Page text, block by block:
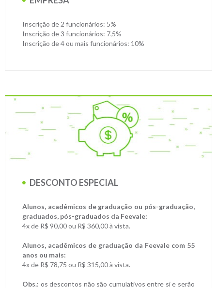
Inscrição de 2 funcionários: 5%
Inscrição de 3 funcionários: 7,5%
Inscrição de 4 ou mais funcionários: 10%
DESCONTO ESPECIAL
Alunos, acadêmicos de graduação ou pós-graduação,
graduados, pós-graduados da Feevale:
4x de R$ 90,00 ou R$ 360,00 à vista.
Alunos, acadêmicos de graduação da Feevale com 55
anos ou mais:
4x de R$ 78,75 ou R$ 315,00 à vista.
Obs.: os descontos não são cumulativos entre si e serão